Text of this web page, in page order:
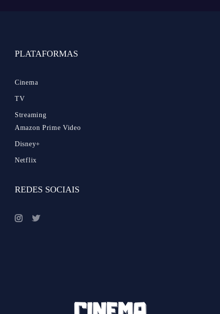
PLATAFORMAS
Cinema
TV
Streaming
Amazon Prime Video
Disney+
Netflix
REDES SOCIAIS